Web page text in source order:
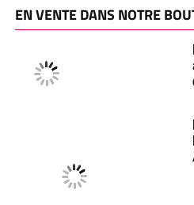
EN VENTE DANS NOTRE